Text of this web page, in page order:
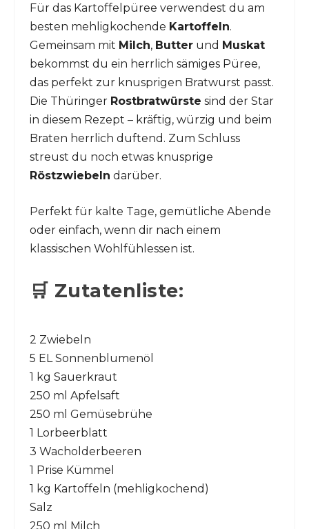
Für das Kartoffelpüree verwendest du am
besten mehligkochende Kartoffeln.
Gemeinsam mit Milch, Butterund Muskat
bekommst du ein herrlich sämiges Püree,
das perfekt zur knusprigen Bratwurst passt.
Die Thüringer Rostbratwürste sind der Star
in diesem Rezept – kräftig, würzig und beim
Braten herrlich duftend. Zum Schluss
streust du noch etwas knusprige
Röstzwiebeln darüber.
Perfekt für kalte Tage, gemütliche Abende
oder einfach, wenn dir nach einem
klassischen Wohlfühlessen ist.
🛒 Zutatenliste:
2 Zwiebeln
5 EL Sonnenblumenöl
1 kg Sauerkraut
250 ml Apfelsaft
250 ml Gemüsebrühe
1 Lorbeerblatt
3 Wacholderbeeren
1 Prise Kümmel
1 kg Kartoffeln (mehligkochend)
Salz
250 ml Milch